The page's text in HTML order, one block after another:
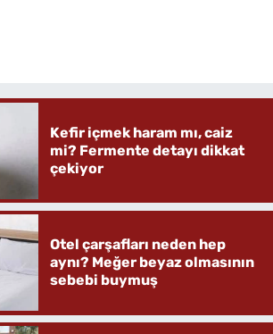
Kefir içmek haram mı, caiz
mi? Fermente detayı dikkat
çekiyor
Otel çarşafları neden hep
aynı? Meğer beyaz olmasının
sebebi buymuş